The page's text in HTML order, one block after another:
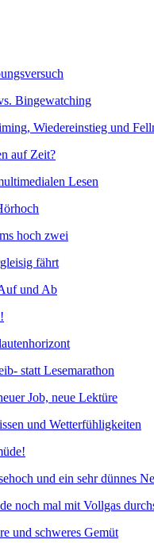
Bingewatching
Wiedereinstieg und
auf Zeit?
Lesen
hoch zwei
fährt
und Ab
statt Lesemarathon
Job, neue Lektüre
und Wetterfühligkeiten
und ein sehr dünnes
noch mal mit Vollgas
und schweres Gemüt